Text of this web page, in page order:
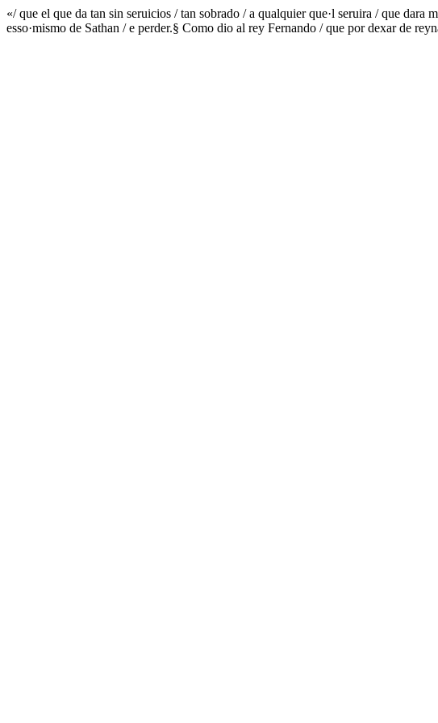
«/ que el que da tan sin seruicios / tan sobrado / a qualquier que·l seruira / que
esso·mismo de Sathan / e perder.§ Como dio al rey Fernando / que por dexar de